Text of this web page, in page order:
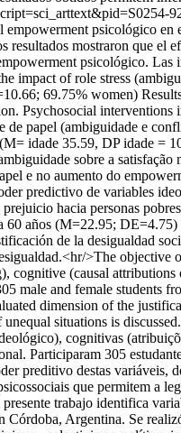
psicológico
mostraron que el
psicológico. Las
impact of role stress
69.75% women)
Psychosocial interventions
papel (ambiguidade e
idade 35.59, DP idade =
sobre a
e no aumento do
predictivo de variables
hacia personas
60 años (M=22.95;
de la desigualdad
>The
(causal
male and female students
dimension of the
situations is
cognitivas
Participaram 305
preditivo destas variáveis,
que permitem a
trabajo identifica
Argentina. Se